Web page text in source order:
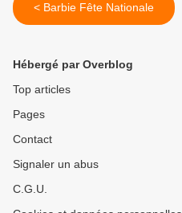
< Barbie Fête Nationale
Hébergé par Overblog
Top articles
Pages
Contact
Signaler un abus
C.G.U.